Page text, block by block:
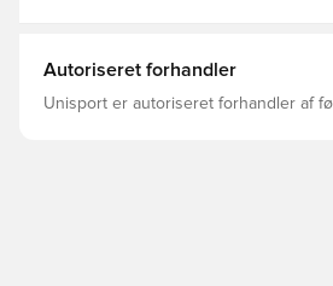
Autoriseret forhandler
Unisport er autoriseret forhandler af